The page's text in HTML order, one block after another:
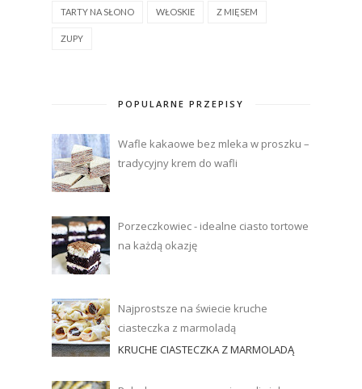
TARTY NA SŁONO WŁOSKIE Z MIĘSEM
ZUPY
POPULARNE PRZEPISY
Wafle kakaowe bez mleka w proszku –
tradycyjny krem do wafli
Porzeczkowiec - idealne ciasto tortowe
na każdą okazję
Najprostsze na świecie kruche
ciasteczka z marmoladą
KRUCHE CIASTECZKA Z MARMOLADĄ